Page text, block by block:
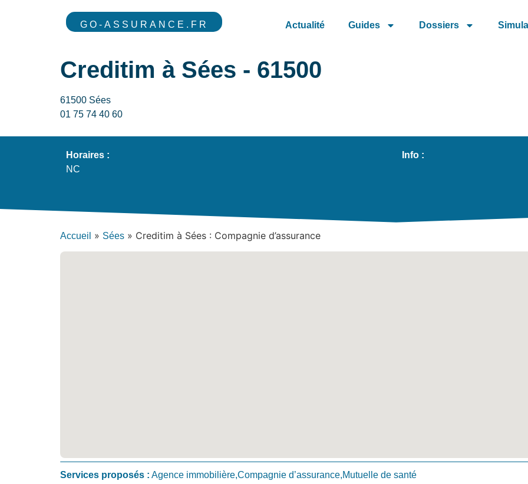
GO-ASSURANCE.FR Actualité Guides Dossiers
Creditim à Sées - 61500
61500 Sées
01 75 74 40 60
Horaires :
NC
Info :
Accueil » Sées » Creditim à Sées : Compagnie d’assurance
Services proposés : Agence immobilière,Compagnie d’assurance,Mutuelle de santé